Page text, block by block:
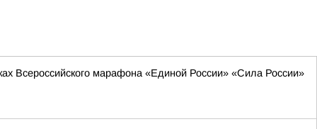
Всероссийского марафона «Единой России» «Сила России»